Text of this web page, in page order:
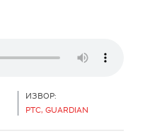
ИЗВОР:
РТС, GUARDIAN